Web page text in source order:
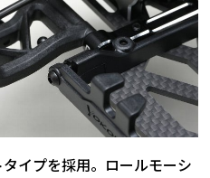
イプを採用。ロールモーシ